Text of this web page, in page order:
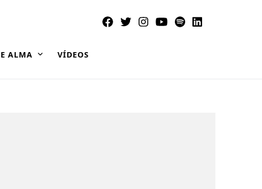
ALMA VÍDEOS